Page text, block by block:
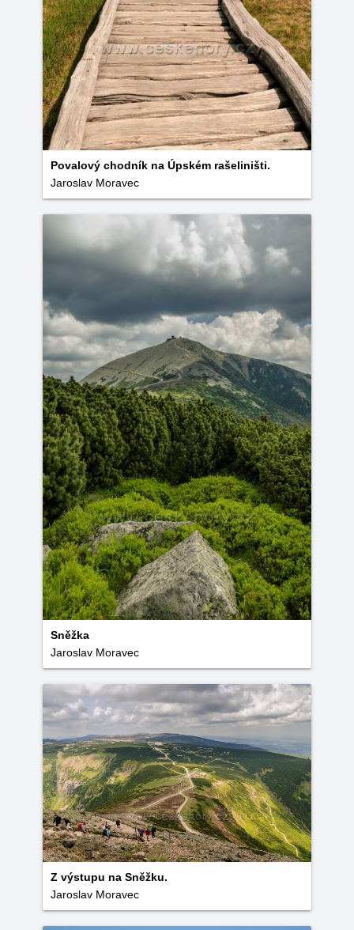
Povalový chodník na Úpském rašeliništi.
Jaroslav Moravec
Sněžka
Jaroslav Moravec
Z výstupu na Sněžku.
Jaroslav Moravec